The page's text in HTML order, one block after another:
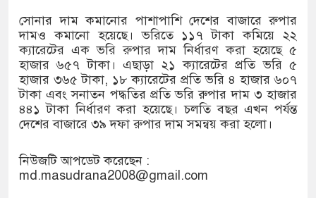
সোনার দাম কমানোর পাশাপাশি দেশের বাজারে রুপার
দামও কমানো হয়েছে। ভরিতে ১১৭ টাকা কমিয়ে ২২
ক্যারেটের এক ভরি রুপার দাম নির্ধারণ করা হয়েছে ৫
হাজার ৬৫৭ টাকা। এছাড়া ২১ ক্যারেটের প্রতি ভরি ৫
হাজার ৩৬৫ টাকা, ১৮ ক্যারেটের প্রতি ভরি ৪ হাজার ৬০৭
টাকা এবং সনাতন পদ্ধতির প্রতি ভরি রুপার দাম ৩ হাজার
৪৪১ টাকা নির্ধারণ করা হয়েছে। চলতি বছর এখন পর্যন্ত
দেশের বাজারে ৩৯ দফা রুপার দাম সমন্বয় করা হলো।
নিউজটি আপডেট করেছেন :
md.masudrana2008@gmail.com